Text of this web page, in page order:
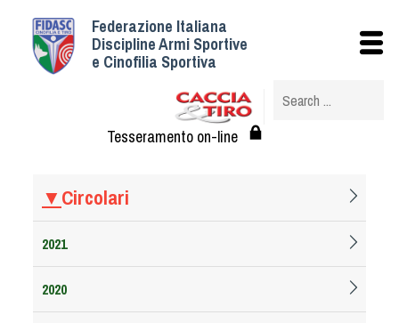
Federazione Italiana
Discipline Armi Sportive
e Cinofilia Sportiva
Tesseramento on-line
▼ Circolari
2021
2020
Istituzionale
Struttura
Albo Veterinari federali
Federazione Trasparente